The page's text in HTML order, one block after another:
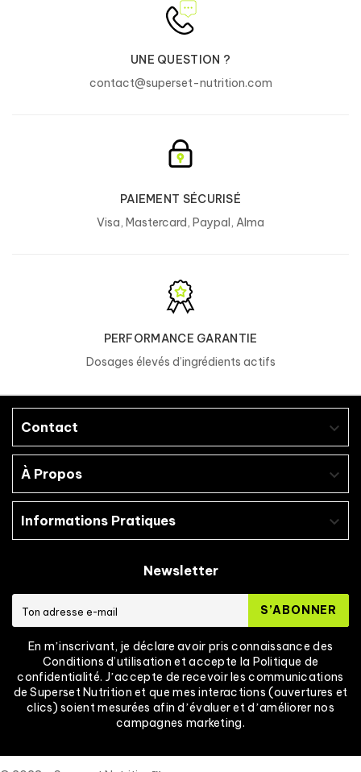
UNE QUESTION ?
contact@superset-nutrition.com
PAIEMENT SÉCURISÉ
Visa, Mastercard, Paypal, Alma
PERFORMANCE GARANTIE
Dosages élevés d’ingrédients actifs
Contact 
À Propos 
Informations Pratiques 
Newsletter
S’ABONNER
En mʼinscrivant, je déclare avoir pris connaissance des
Conditions d’utilisation et accepte la Politique de
confidentialité. Jʼaccepte de recevoir les communications
de Superset Nutrition et que mes interactions (ouvertures et
clics) soient mesurées afin dʼévaluer et dʼaméliorer nos
campagnes marketing.